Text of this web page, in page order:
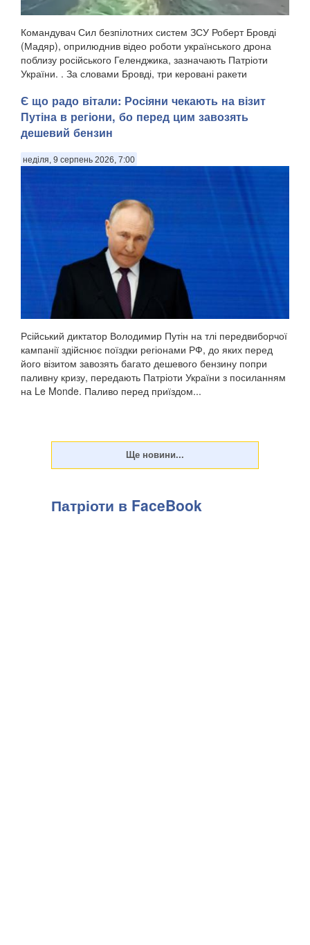
Командувач Сил безпілотних систем ЗСУ Роберт Бровді
(Мадяр), оприлюднив відео роботи українського дрона
поблизу російського Геленджика, зазначають Патріоти
України. . За словами Бровді, три керовані ракети
Є що радо вітали: Росіяни чекають на візит
Путіна в регіони, бо перед цим завозять
дешевий бензин
неділя, 9 серпень 2026, 7:00
Рсійський диктатор Володимир Путін на тлі передвиборчої
кампанії здійснює поїздки регіонами РФ, до яких перед
його візитом завозять багато дешевого бензину попри
паливну кризу, передають Патріоти України з посиланням
на Le Monde. Паливо перед приїздом...
Патріоти в FaceBook